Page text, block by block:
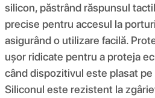
silicon, păstrând răspunsul
precise pentru accesul la
asigurând o utilizare facilă.
ușor ridicate pentru a proteja
când dispozitivul este plasat
Siliconul este rezistent la